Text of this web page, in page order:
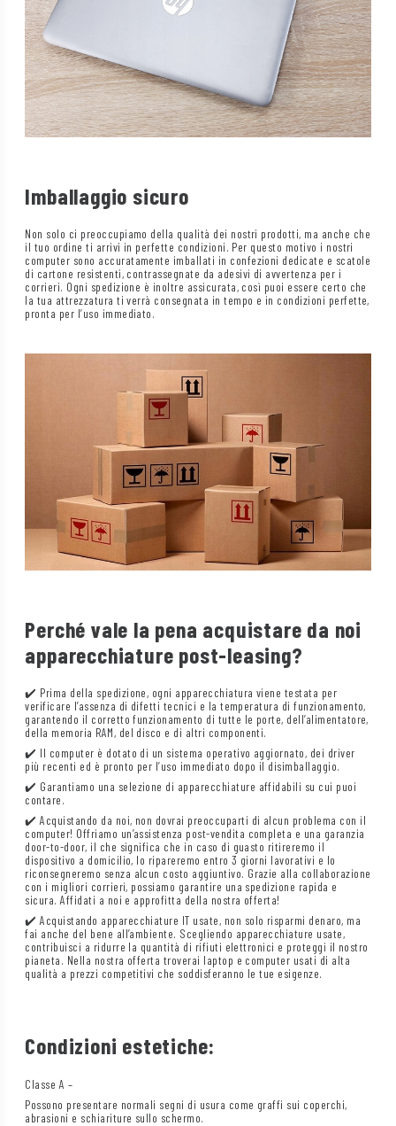
Imballaggio sicuro
Non solo ci preoccupiamo della qualità dei nostri prodotti, ma anche che
il tuo ordine ti arrivi in perfette condizioni. Per questo motivo i nostri
computer sono accuratamente imballati in confezioni dedicate e scatole
di cartone resistenti, contrassegnate da adesivi di avvertenza per i
corrieri. Ogni spedizione è inoltre assicurata, così puoi essere certo che
la tua attrezzatura ti verrà consegnata in tempo e in condizioni perfette,
pronta per l’uso immediato.
Perché vale la pena acquistare da noi
apparecchiature post-leasing?
✔️ Prima della spedizione, ogni apparecchiatura viene testata per
verificare l’assenza di difetti tecnici e la temperatura di funzionamento,
garantendo il corretto funzionamento di tutte le porte, dell’alimentatore,
della memoria RAM, del disco e di altri componenti.
✔️ Il computer è dotato di un sistema operativo aggiornato, dei driver
più recenti ed è pronto per l’uso immediato dopo il disimballaggio.
✔️ Garantiamo una selezione di apparecchiature affidabili su cui puoi
contare.
✔️ Acquistando da noi, non dovrai preoccuparti di alcun problema con il
computer! Offriamo un’assistenza post-vendita completa e una garanzia
door-to-door, il che significa che in caso di guasto ritireremo il
dispositivo a domicilio, lo ripareremo entro 3 giorni lavorativi e lo
riconsegneremo senza alcun costo aggiuntivo. Grazie alla collaborazione
con i migliori corrieri, possiamo garantire una spedizione rapida e
sicura. Affidati a noi e approfitta della nostra offerta!
✔️ Acquistando apparecchiature IT usate, non solo risparmi denaro, ma
fai anche del bene all’ambiente. Scegliendo apparecchiature usate,
contribuisci a ridurre la quantità di rifiuti elettronici e proteggi il nostro
pianeta. Nella nostra offerta troverai laptop e computer usati di alta
qualità a prezzi competitivi che soddisferanno le tue esigenze.
Condizioni estetiche:
Classe A –
Possono presentare normali segni di usura come graffi sui coperchi,
abrasioni e schiariture sullo schermo.